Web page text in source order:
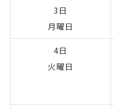
3日
月曜日
4日
火曜日